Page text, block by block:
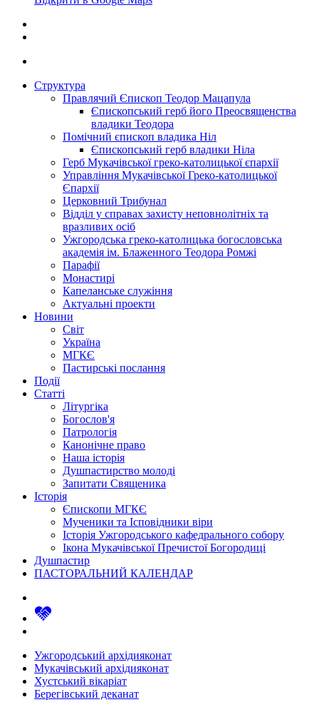
Структура
Правлячий Єпископ Теодор Мацапула
Єпископський герб його Преосвященства
владики Теодора
Помічний єпископ владика Ніл
Єпископський герб владики Ніла
Герб Мукачівської греко-католицької єпархії
Управління Мукачівської Греко-католицької
Єпархії
Церковний Трибунал
Відділ у справах захисту неповнолітніх та
вразливих осіб
Ужгородська греко-католицька богословська
академія ім. Блаженного Теодора Ромжі
Парафії
Монастирі
Капеланське служіння
Актуальні проекти
Новини
Світ
Україна
МГКЄ
Пастирські послання
Події
Статті
Літургіка
Богослов'я
Патрологія
Канонічне право
Наша історія
Душпастирство молоді
Запитати Священика
Історія
Єпископи МГКЄ
Мученики та Ісповідники віри
Історія Ужгородського кафедрального собору
Ікона Мукачівської Пречистої Богородиці
Душпастир
ПАСТОРАЛЬНИЙ КАЛЕНДАР
Ужгородський архідияконат
Мукачівський архідияконат
Хустський вікаріат
Берегівський деканат